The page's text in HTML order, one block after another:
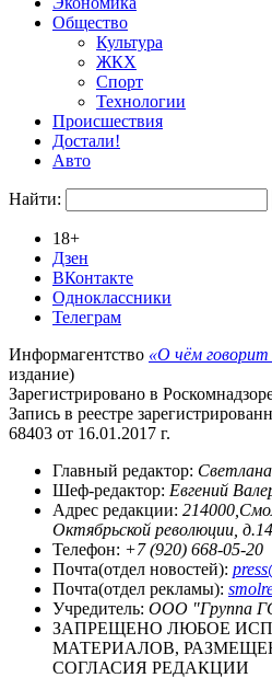
Общество
Культура
ЖКХ
Спорт
Технологии
Происшествия
Достали!
Авто
Найти:
18+
Дзен
ВКонтакте
Одноклассники
Телеграм
Информагентство «О чём говорит
издание)
Зарегистрировано в
Запись в реестре
68403 от 16.01.2017 г.
Главный редактор:
Шеф-редактор: Евгений
Адрес редакции:
Октябрьской революции,
Телефон: +7 (920) 668-05-20
Почта(отдел новостей):
Почта(отдел рекламы):
Учредитель: ООО "Группа
ЗАПРЕЩЕНО ЛЮБОЕ
МАТЕРИАЛОВ,
СОГЛАСИЯ РЕДАКЦИИ